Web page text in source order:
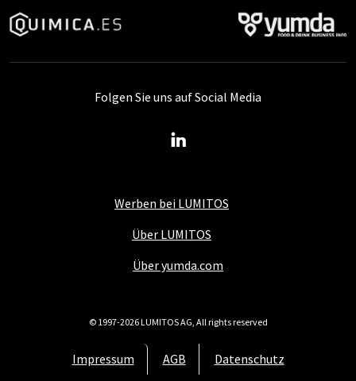
Werben bei LUMITOS
Über LUMITOS
Über yumda.com
Impressum AGB Datenschutz
Folgen Sie uns auf Social Media
© 1997-2026 LUMITOS AG, All rights reserved